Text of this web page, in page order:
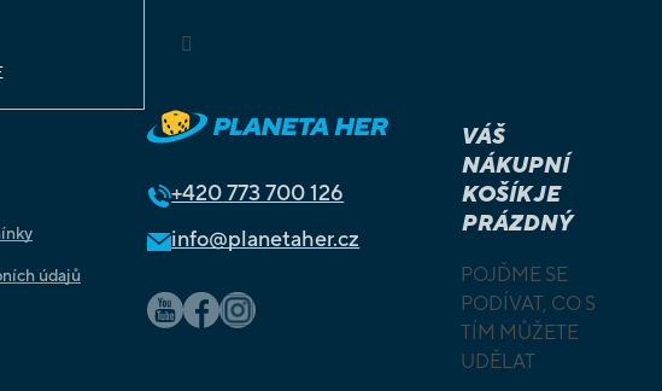
údajů
+420773 700 126
info@planetaher.cz
VÁŠ
NÁKUPNÍ
KOŠÍK JE
PRÁZDNÝ
POJĎME SE
PODÍVAT, CO S
TÍM MŮŽETE
UDĚLAT